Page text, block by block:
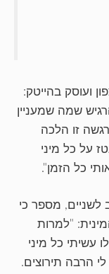
ועוסק בהייטק:
שמה שמעניין
זו הלכה
על כל מיני
כל הזמן".
לשניים, מספר כי
"למרות
עשיתי כל מיני
הרבה תירוצים.